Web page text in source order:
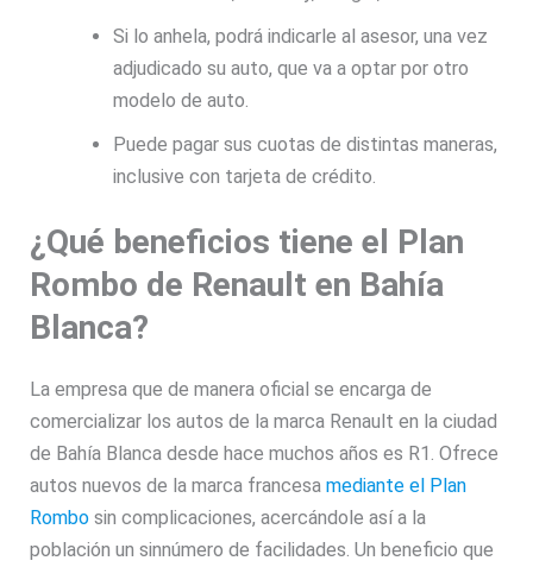
Si lo anhela, podrá indicarle al asesor, una vez
adjudicado su auto, que va a optar por otro
modelo de auto.
Puede pagar sus cuotas de distintas maneras,
inclusive con tarjeta de crédito.
¿Qué beneficios tiene el Plan
Rombo de Renault en Bahía
Blanca?
La empresa que de manera oficial se encarga de
comercializar los autos de la marca Renault en la ciudad
de Bahía Blanca desde hace muchos años es R1. Ofrece
autos nuevos de la marca francesamediante el Plan
Rombo sin complicaciones, acercándole así a la
población un sinnúmero de facilidades. Un beneficio que